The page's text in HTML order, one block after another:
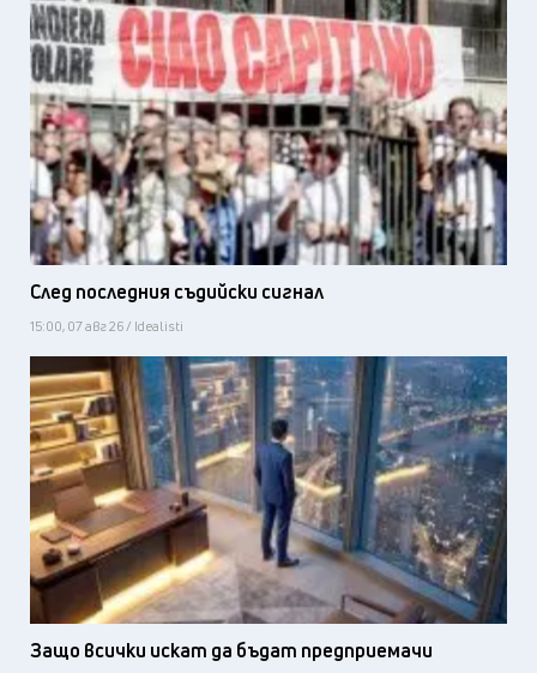
След последния съдийски сигнал
15:00, 07 авг 26 / Idealisti
Защо всички искат да бъдат предприемачи